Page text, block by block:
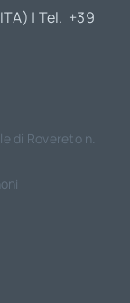
| Tel. +39
di Rovereto n.